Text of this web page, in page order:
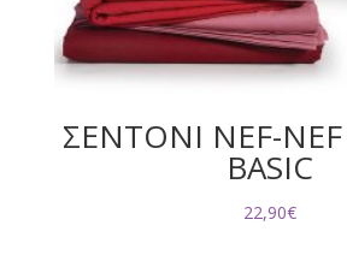
ΣΕΝΤΟΝΙ NEF-
BASIC
22,90€